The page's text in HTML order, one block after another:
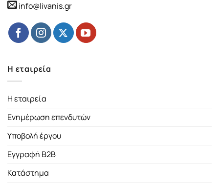
info@livanis.gr
Η εταιρεία
Η εταιρεία
Ενημέρωση επενδυτών
Υποβολή έργου
Εγγραφή B2B
Κατάστημα